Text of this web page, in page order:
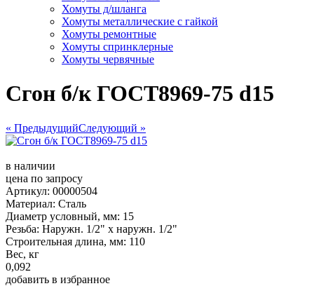
Хомуты д/шланга
Хомуты металлические с гайкой
Хомуты ремонтные
Хомуты спринклерные
Хомуты червячные
Сгон б/к ГОСТ8969-75 d15
« ПредыдущийСледующий »
в наличии
цена по запросу
Артикул: 00000504
Материал: Сталь
Диаметр условный, мм: 15
Резьба: Наружн. 1/2" х наружн. 1/2"
Строительная длина, мм: 110
Вес, кг
0,092
добавить в избранное